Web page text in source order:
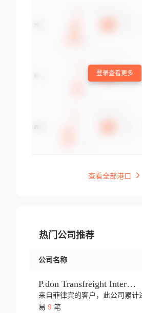
登录查看更多
查看全部港口
热门公司推荐
公司名称
P.don Transfreight International
来自菲律宾的客户，此公司累计
易 9 笔